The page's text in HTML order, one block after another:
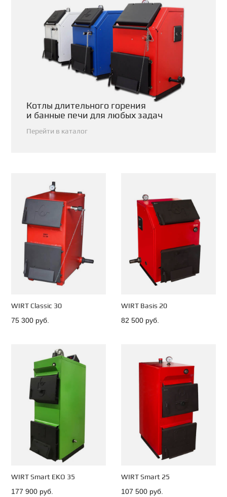
Котлы длительного горения
и банные печи для любых задач
Перейти в каталог
WIRT Classic 30
75 300 руб.
WIRT Basis 20
82 500 руб.
WIRT Smart EKO 35
177 900 руб.
WIRT Smart 25
107 500 руб.